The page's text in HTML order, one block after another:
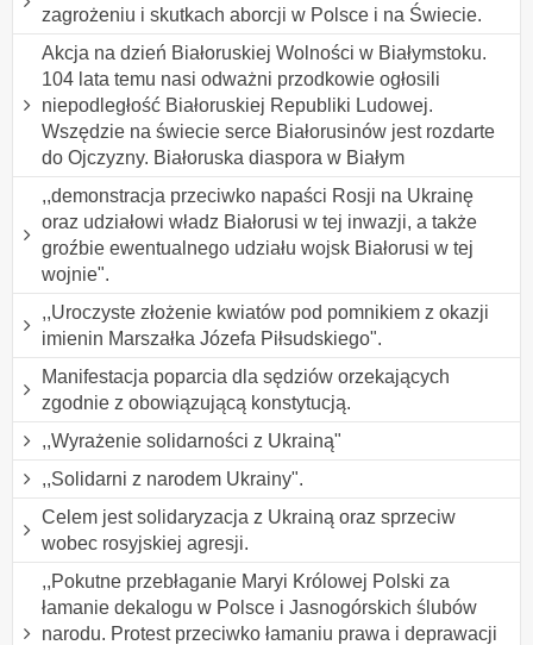
zagrożeniu i skutkach aborcji w Polsce i na Świecie.
Akcja na dzień Białoruskiej Wolności w Białymstoku.
104 lata temu nasi odważni przodkowie ogłosili
niepodległość Białoruskiej Republiki Ludowej.
Wszędzie na świecie serce Białorusinów jest rozdarte
do Ojczyzny. Białoruska diaspora w Białym
,,demonstracja przeciwko napaści Rosji na Ukrainę
oraz udziałowi władz Białorusi w tej inwazji, a także
groźbie ewentualnego udziału wojsk Białorusi w tej
wojnie".
,,Uroczyste złożenie kwiatów pod pomnikiem z okazji
imienin Marszałka Józefa Piłsudskiego".
Manifestacja poparcia dla sędziów orzekających
zgodnie z obowiązującą konstytucją.
,,Wyrażenie solidarności z Ukrainą"
,,Solidarni z narodem Ukrainy".
Celem jest solidaryzacja z Ukrainą oraz sprzeciw
wobec rosyjskiej agresji.
,,Pokutne przebłaganie Maryi Królowej Polski za
łamanie dekalogu w Polsce i Jasnogórskich ślubów
narodu. Protest przeciwko łamaniu prawa i deprawacji